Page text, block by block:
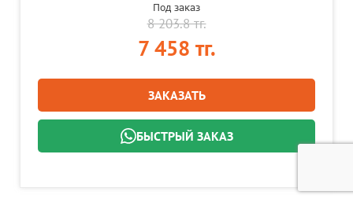
Под заказ
8 203.8 тг.
7 458 тг.
ЗАКАЗАТЬ
БЫСТРЫЙ ЗАКАЗ